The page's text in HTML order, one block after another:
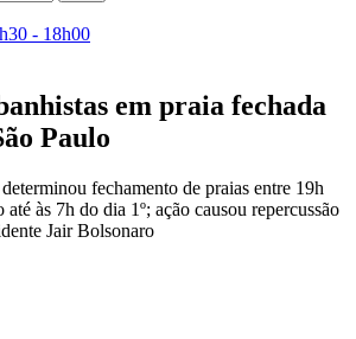
- 18h00
em praia fechada
Paulo
fechamento de praias entre 19h
às 7h do dia 1º; ação causou repercussão
Jair Bolsonaro